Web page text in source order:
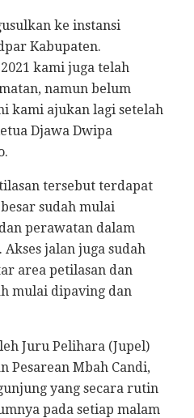
ke instansi
Kabupaten.
kami juga telah
namun belum
kami ajukan lagi setelah
Djawa Dwipa
tersebut terdapat
sudah mulai
perawatan dalam
jalan juga sudah
area petilasan dan
mulai dipaving dan
Juru Pelihara (Jupel)
Pesarean Mbah Candi,
yang secara rutin
pada setiap malam